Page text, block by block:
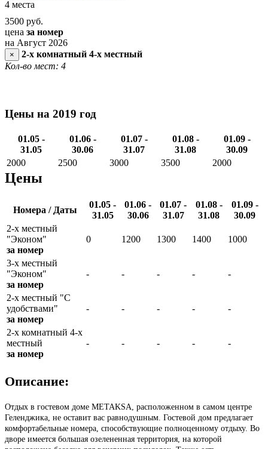
4 места
3500 руб.
цена за номер
на Август 2026
×
2-х комнатный 4-х местный
Кол-во мест: 4
Цены на 2019 год
01.05 -
31.05
01.06 -
30.06
01.07 -
31.07
01.08 -
31.08
01.09 -
30.09
2000
2500 3000 3500 2000
Цены
Номера / Даты
01.05 -
31.05
01.06 -
30.06
01.07 -
31.07
01.08 -
31.08
01.09 -
30.09
2-х местный
"Эконом"
за номер
0 1200 1300 1400 1000
3-х местный
"Эконом"
за номер
- - - - -
2-х местный "С
удобствами"
за номер
- - - - -
2-х комнатный 4-х
местный
за номер
- - - - -
Описание:
Отдых в гостевом доме METAKSA, расположенном в самом центре
Геленджика, не оставит вас равнодушным. Гостевой дом предлагает
комфортабельные номера, способствующие полноценному отдыху. Во
дворе имеется большая озелененная территория, на которой